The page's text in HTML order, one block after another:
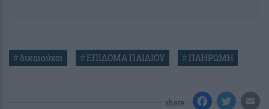
# δικαιούχοι #ΕΠΙΔΟΜΑ ΠΑΙΔΙΟΥ #ΠΛΗΡΩΜΗ
share